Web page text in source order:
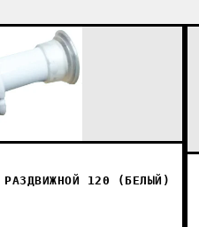
РАЗДВИЖНОЙ 120 (БЕЛЫЙ)